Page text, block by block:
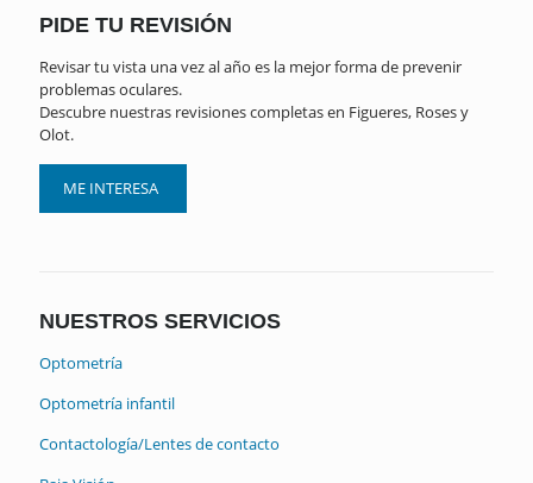
PIDE TU REVISIÓN
Revisar tu vista una vez al año es la mejor forma de prevenir
problemas oculares.
Descubre nuestras revisiones completas en Figueres, Roses y
Olot.
ME INTERESA
NUESTROS SERVICIOS
Optometría
Optometría infantil
Contactología/Lentes de contacto